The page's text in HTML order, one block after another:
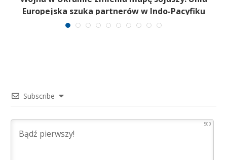
Europejska szuka partnerów w Indo-Pacyfiku
Subscribe
500